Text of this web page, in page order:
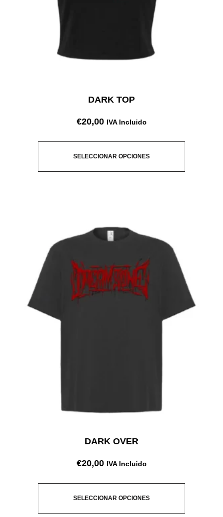
DARK TOP
€20,00 IVA Incluido
SELECCIONAR OPCIONES
DARK OVER
€20,00 IVA Incluido
SELECCIONAR OPCIONES